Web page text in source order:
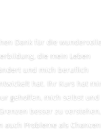
Dank für die wundervolle
die mein Leben
und mich beruflich
hat. Ihr Kurs hat mir
geholfen, mich selbst und
besser zu verstehen,
auch Probleme als Chancen